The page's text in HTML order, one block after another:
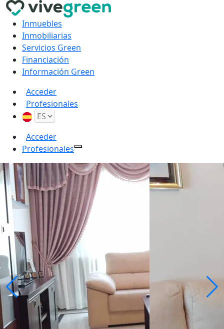
Inmuebles
Inmobiliarias
Servicios Green
Financiación
Información Green
Acceder
Profesionales
Acceder
Profesionales